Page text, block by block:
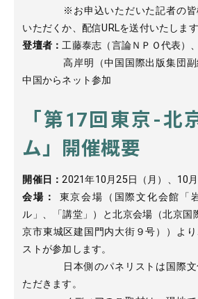
※お申込いただいた記者の皆様
いただくか、配信URLを送付いたします
登壇者：工藤泰志（言論ＮＰＯ代表）、
高岸明（中国国際出版集団副
中国からネット参加
「第17回東京-北
ム」開催概要
開催日：2021年10月25日（月）、10月
会場：
東京会場（国際文化会館「
ル」、「講堂」）と北京会場（北京国
京市東城区建国門内大街９号））よ
ストが参加します。
日本側のパネリストは国際文化
ただきます。